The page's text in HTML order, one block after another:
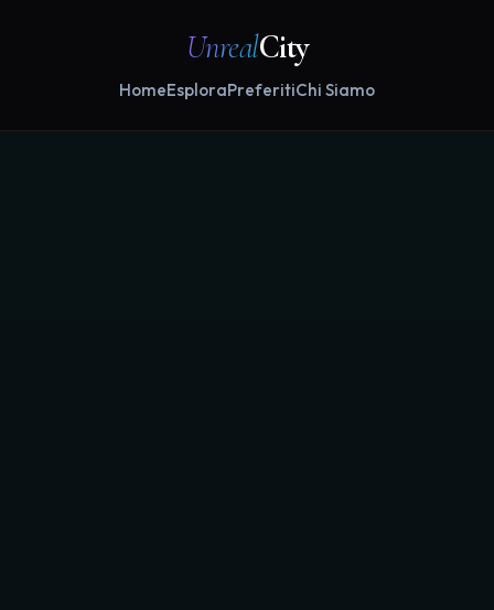
UnrealCity
HomeEsploraPreferitiChi Siamo